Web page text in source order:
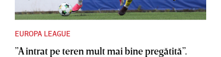
EUROPA LEAGUE
”A intrat pe teren mult mai bine pregătită”.